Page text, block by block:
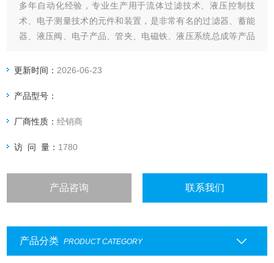
多年自动化经验，专业生产用于流体过滤技术、液压控制技
术、电子测量技术的元件和装置，是非常有名的过滤器、蓄能
器、液压阀、电子产品、管夹、电磁铁、液压系统总成等产品
更新时间： 2026-06-23
产品型号：
厂商性质：经销商
访 问 量： 1780
产品咨询 联系我们
产品分类 PRODUCT CATEGORY